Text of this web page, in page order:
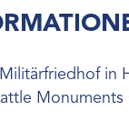
in
Monuments